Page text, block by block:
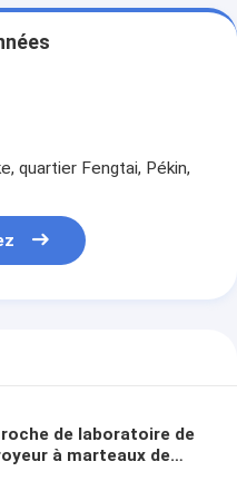
quartier Fengtai, Pékin,
de laboratoire de
à marteaux de